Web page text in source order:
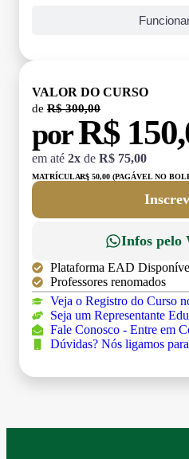
VALOR DO CURSO
de R$ 300,00
porR$
em até 2x de R$ 75,00
MATRÍCULA:R$ 50,00 (PAGÁVEL NO
Infos pelo
Plataforma EAD
Professores renomados
Veja o Registro do Curso
Seja um Representante
Fale Conosco - Entre em
Dúvidas? Nós ligamos